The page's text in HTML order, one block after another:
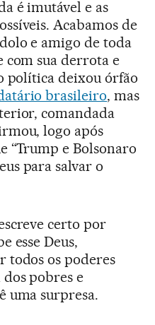
é imutável e as
Acabamos de
e amigo de toda
com sua derrota e
política deixou órfão
brasileiro, mas
comandada
logo após
“Trump e Bolsonaro
para salvar o
certo por
esse Deus,
todos os poderes
pobres e
uma surpresa.